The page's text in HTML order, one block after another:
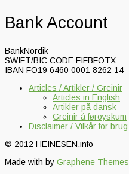
Bank Account
BankNordik
SWIFT/BIC CODE FIFBFOTX
IBAN FO19 6460 0001 8262 14
Articles / Artikler / Greinir
Articles in English
Artikler på dansk
Greinir á føroyskum
Disclaimer / Vilkår for brug
© 2012 HEINESEN.info
Made with by Graphene Themes